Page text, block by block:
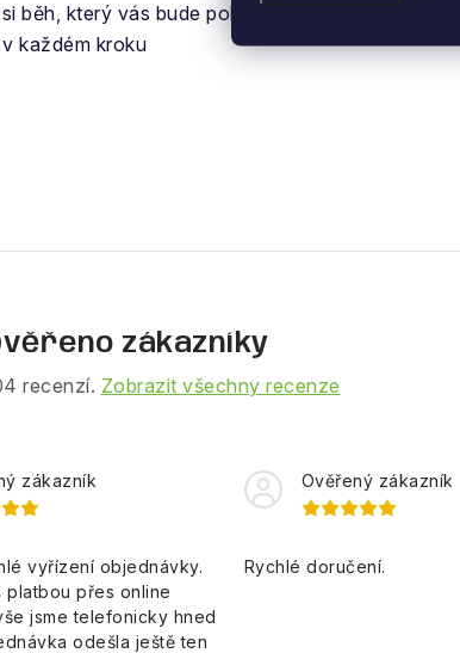
běh, který vás bude pohánět vpřed – s
každém kroku
zákazníky
recenzí. Zobrazit všechny recenze
zákazník
vyřízení objednávky.
platbou přes online
jsme telefonicky hned
odešla ještě ten
Ověřený zákazník
Rychlé doručení.